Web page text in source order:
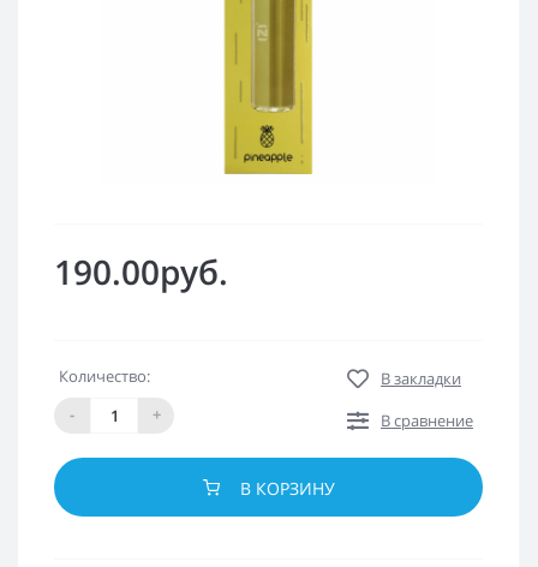
190.00руб.
Количество:
-
+
В закладки
В сравнение
В КОРЗИНУ